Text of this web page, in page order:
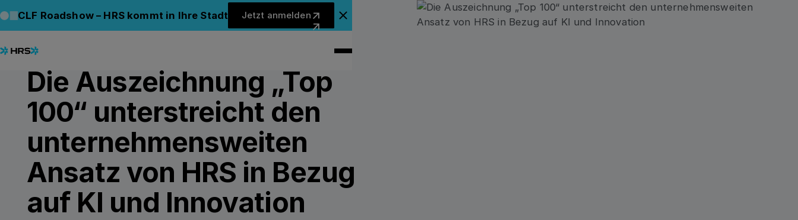
CLF Roadshow – HRS kommt in Ihre Stadt
Jetzt anmelden
Jetzt anmelden
Ankündigungsbanner schließen
AWARDS
Die Auszeichnung „Top
100“ unterstreicht den
unternehmensweiten
Ansatz von HRS in Bezug
auf KI und Innovation